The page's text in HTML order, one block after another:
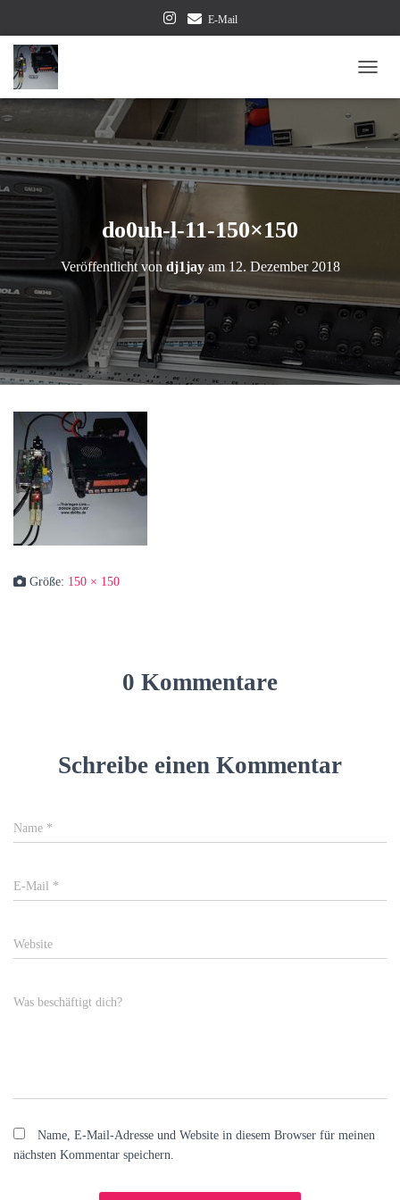
E-Mail
do0uh-l-11-150×150
Veröffentlicht von dj1jayam 12. Dezember 2018
Größe: 150 × 150
0 Kommentare
Schreibe einen Kommentar
Name *
E-Mail *
Website
Was beschäftigt dich?
Name, E-Mail-Adresse und Website in diesem Browser für meinen
nächsten Kommentar speichern.